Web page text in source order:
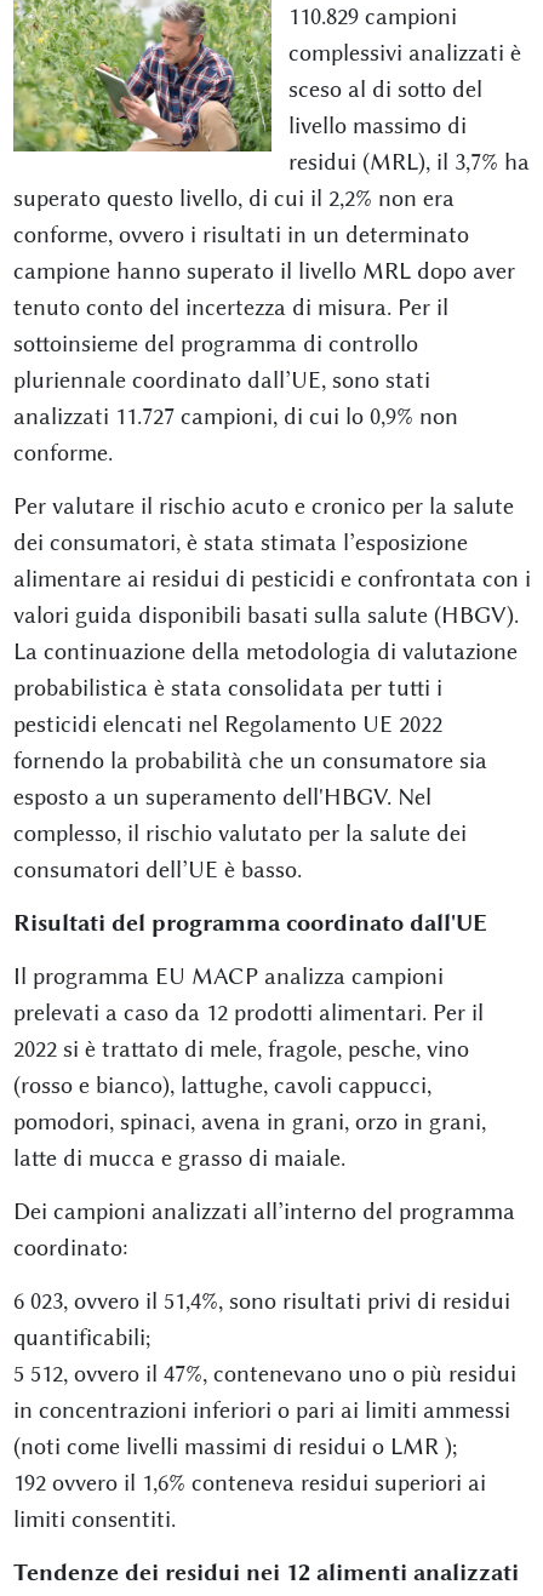
110.829 campioni
complessivi analizzati è
sceso al di sotto del
livello massimo di
residui (MRL), il 3,7% ha
superato questo livello, di cui il 2,2% non era
conforme, ovvero i risultati in un determinato
campione hanno superato il livello MRL dopo aver
tenuto conto del incertezza di misura. Per il
sottoinsieme del programma di controllo
pluriennale coordinato dall’UE, sono stati
analizzati 11.727 campioni, di cui lo 0,9% non
conforme.
Per valutare il rischio acuto e cronico per la salute
dei consumatori, è stata stimata l’esposizione
alimentare ai residui di pesticidi e confrontata con i
valori guida disponibili basati sulla salute (HBGV).
La continuazione della metodologia di valutazione
probabilistica è stata consolidata per tutti i
pesticidi elencati nel Regolamento UE 2022
fornendo la probabilità che un consumatore sia
esposto a un superamento dell'HBGV. Nel
complesso, il rischio valutato per la salute dei
consumatori dell’UE è basso.
Risultati del programma coordinato dall'UE
Il programma EU MACP analizza campioni
prelevati a caso da 12 prodotti alimentari. Per il
2022 si è trattato di mele, fragole, pesche, vino
(rosso e bianco), lattughe, cavoli cappucci,
pomodori, spinaci, avena in grani, orzo in grani,
latte di mucca e grasso di maiale.
Dei campioni analizzati all’interno del programma
coordinato:
6 023, ovvero il 51,4%, sono risultati privi di residui
quantificabili;
5 512, ovvero il 47%, contenevano uno o più residui
in concentrazioni inferiori o pari ai limiti ammessi
(noti come livelli massimi di residui o LMR );
192 ovvero il 1,6% conteneva residui superiori ai
limiti consentiti.
Tendenze dei residui nei 12 alimenti analizzati